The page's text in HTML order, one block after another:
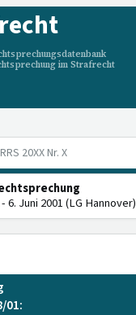
im Strafrecht
6. Juni 2001 (LG Hannover)
01: